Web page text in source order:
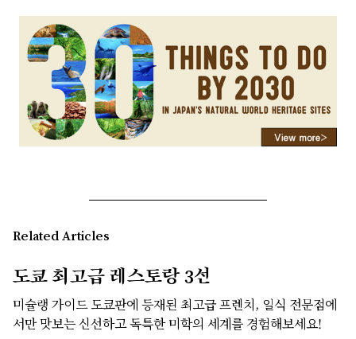
Related Articles
도쿄 최고급 레스토랑 3선
미슐랭 가이드 도쿄판에 등재된 최고급 프렌치, 일식 전문점에
서만 맛보는 신선하고 독특한 미학의 세계를 경험해보세요!